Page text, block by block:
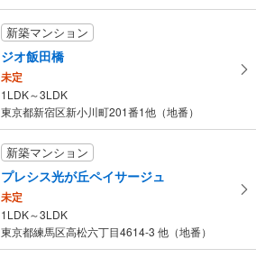
新築マンション
ジオ飯田橋
未定
1LDK～3LDK
東京都新宿区新小川町201番1他（地番）
新築マンション
プレシス光が丘ペイサージュ
未定
1LDK～3LDK
東京都練馬区高松六丁目4614-3 他（地番）